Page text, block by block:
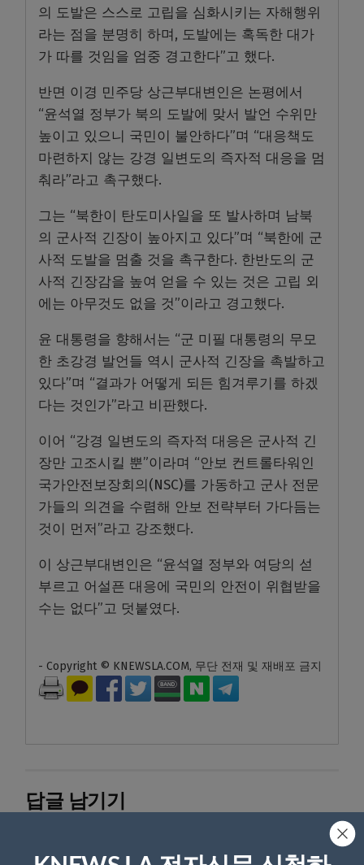
의 도발은 스스로 고립을 심화시키는 자해행위
라는 점을 분명히 하며, 도발에는 혹독한 대가
가 따를 것임을 엄중 경고한다”고 했다.
반면 이경 민주당 상근부대변인은 논평에서
“윤석열 정부가 북의 도발에 맞서 발언 수위만
높이고 있으니 국민이 불안하다”며 “대응책도
마련하지 않는 강경 일변도의 즉자적 대응을 멈
춰라”라고 촉구했다.
그는 “북한이 탄도미사일을 또 발사하며 남북
의 군사적 긴장이 높아지고 있다”며 “북한에 군
사적 도발을 멈출 것을 촉구한다. 한반도의 군
사적 긴장감을 높여 얻을 수 있는 것은 고립 외
에는 아무것도 없을 것”이라고 경고했다.
윤 대통령을 향해서는 “군 미필 대통령의 무모
한 초강경 발언들 역시 군사적 긴장을 촉발하고
있다”며 “결과가 어떻게 되든 힘겨루기를 하겠
다는 것인가”라고 비판했다.
이어 “강경 일변도의 즉자적 대응은 군사적 긴
장만 고조시킬 뿐”이라며 “안보 컨트롤타워인
국가안전보장회의(NSC)를 가동하고 군사 전문
가들의 의견을 수렴해 안보 전략부터 가다듬는
것이 먼저”라고 강조했다.
이 상근부대변인은 “윤석열 정부와 여당의 섣
부르고 어설픈 대응에 국민의 안전이 위협받을
수는 없다”고 덧붙였다.
- Copyright © KNEWSLA.COM, 무단 전재 및 재배포 금지
답글 남기기
로 표시됩니